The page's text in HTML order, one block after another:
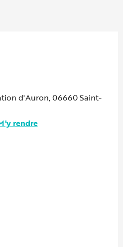
d'Auron, 06660 Saint-
rendre